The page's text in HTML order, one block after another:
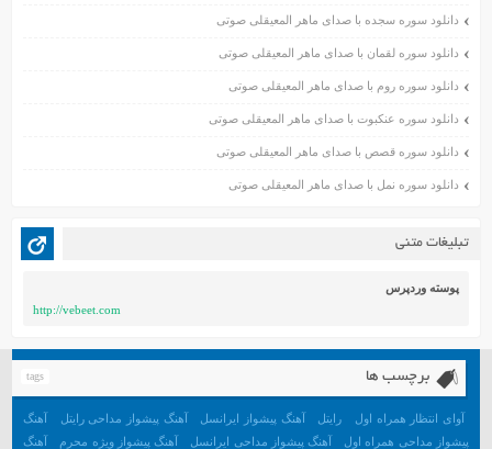
آبان ۱۳۹۹
مهر ۱۳۹۹
مرداد ۱۳۹۹
فروردین ۱۳۹۸
مرداد ۱۳۹۷
خرداد ۱۳۹۷
اردیبهشت ۱۳۹۷
دانلود سوره سجده با صدای ماهر المعیقلی صوتی
دانلود سوره لقمان با صدای ماهر المعیقلی صوتی
دانلود سوره روم با صدای ماهر المعیقلی صوتی
دانلود سوره عنکبوت با صدای ماهر المعیقلی صوتی
دانلود سوره قصص با صدای ماهر المعیقلی صوتی
دانلود سوره نمل با صدای ماهر المعیقلی صوتی
تبلیغات متنی
پوسته وردپرس
http://vebeet.com
برچسب ها tags
آوای انتظار همراه اول رایتل آهنگ پیشواز ایرانسل آهنگ پیشواز مداحی رایتل
آهنگ
پیشواز مداحی همراه اول
آهنگ پیشواز مداحی ایرانسل آهنگ پیشواز ویژه محرم آهنگ